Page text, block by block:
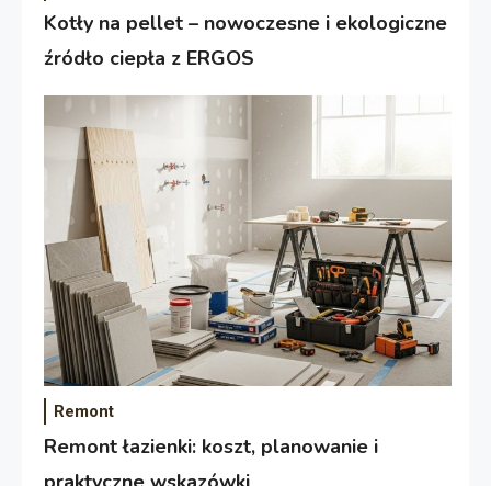
Kotły na pellet – nowoczesne i ekologiczne
źródło ciepła z ERGOS
Remont
Remont łazienki: koszt, planowanie i